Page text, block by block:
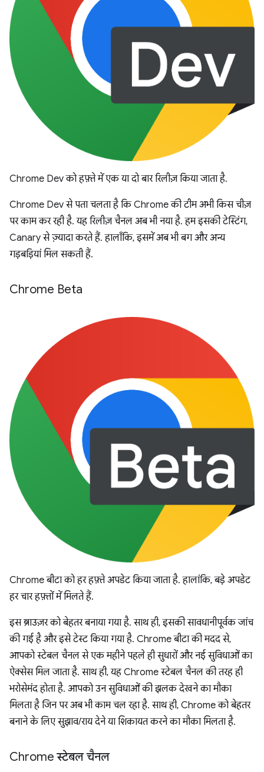
Chrome Dev को हफ़्ते में एक या दो बार रिलीज़ किया जाता है.
Chrome Dev से पता चलता है कि Chrome की टीम अभी किस चीज़
पर काम कर रही है. यह रिलीज़ चैनल अब भी नया है. हम इसकी टेस्टिंग,
Canary से ज़्यादा करते हैं. हालाँकि, इसमें अब भी बग और अन्य
गड़बड़ियां मिल सकती हैं.
Chrome Beta
Chrome बीटा को हर हफ़्ते अपडेट किया जाता है. हालांकि, बड़े अपडेट
हर चार हफ़्तों में मिलते हैं.
इस ब्राउज़र को बेहतर बनाया गया है. साथ ही, इसकी सावधानीपूर्वक जांच
की गई है और इसे टेस्ट किया गया है. Chrome बीटा की मदद से,
आपको स्टेबल चैनल से एक महीने पहले ही सुधारों और नई सुविधाओं का
ऐक्सेस मिल जाता है. साथ ही, यह Chrome स्टेबल चैनल की तरह ही
भरोसेमंद होता है. आपको उन सुविधाओं की झलक देखने का मौका
मिलता है जिन पर अब भी काम चल रहा है. साथ ही, Chrome को बेहतर
बनाने के लिए सुझाव/राय देने या शिकायत करने का मौका मिलता है.
Chrome स्टेबल चैनल